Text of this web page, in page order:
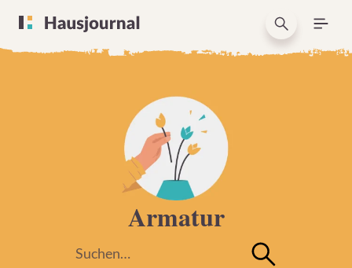
Armatur